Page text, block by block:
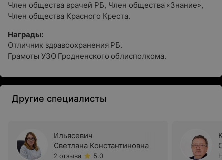
Член общества врачей РБ, Член общества «Знание»,
Член общества Красного Креста.
Награды:
Отличник здравоохранения РБ.
Грамоты УЗО Гродненского облисполкома.
Другие специалисты
Ильясевич
Светлана Константиновна
2 отзыва
5.0